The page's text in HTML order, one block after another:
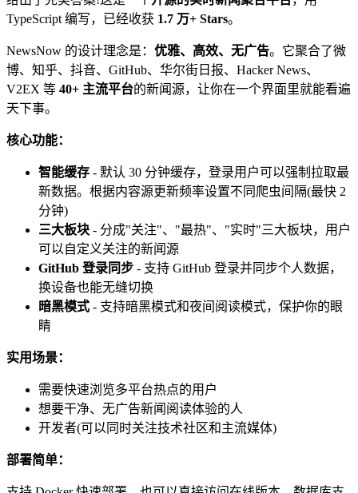
TypeScript 编写，已经收获 1.7 万+ Stars。
NewsNow 的设计理念是： 优雅、高效、无广告。它聚合了微
博、知乎、抖音、GitHub、华尔街日报、Hacker News、
V2EX 等 40+ 主流平台的新闻源，让你在一个界面里就能看遍
天下事。
核心功能：
智能缓存 - 默认 30 分钟缓存，登录用户可以强制拉取最
新数据。根据内容源更新频率设置不同爬虫间隔(最快 2
分钟)
三大板块 - 分成"关注"、"最热"、"实时"三大板块，用户
可以自定义关注的新闻源
GitHub 登录同步 - 支持 GitHub 登录并同步个人数据，
换设备也能无缝切换
暗黑模式 - 支持暗黑模式和夜间阅读模式，保护你的眼
睛
实用场景：
需要快速浏览多平台热点的用户
想要干净、无广告新闻阅读体验的人
开发者(可以同时关注技术社区和主流媒体)
部署简单：